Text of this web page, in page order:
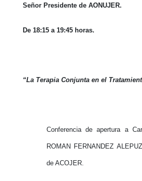
Señor Presidente de AONUJER.
De 18:15 a 19:45 horas.
“La Terapia Conjunta en el
Conferencia de apertura a
ROMAN FERNANDEZ
de ACOJER.